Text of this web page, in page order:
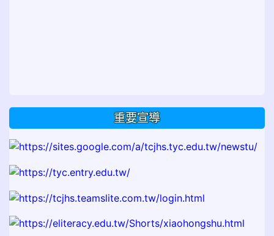
重要宣導